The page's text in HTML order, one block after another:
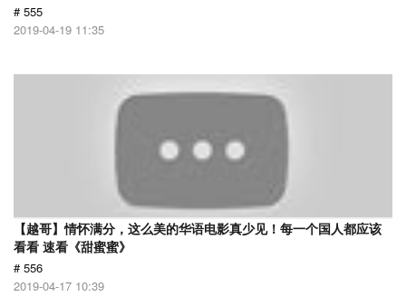
# 555
2019-04-19 11:35
【越哥】情怀满分，这么美的华语电影真少见！每一个国人都应该
看看 速看《甜蜜蜜》
# 556
2019-04-17 10:39